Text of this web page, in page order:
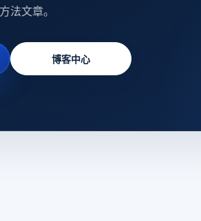
法文章。
博客中心